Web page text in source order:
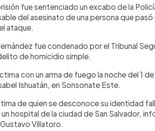
artículo
fue sentenciado un excabo de la
del asesinato de una persona que
ataque.
fue condenado por el Tribunal
de homicidio simple.
con un arma de fuego la noche del 1
Ishuatán, en Sonsonate Este.
de quien se desconoce su identidad
hospital de la ciudad de San Salvador,
Villatoro.